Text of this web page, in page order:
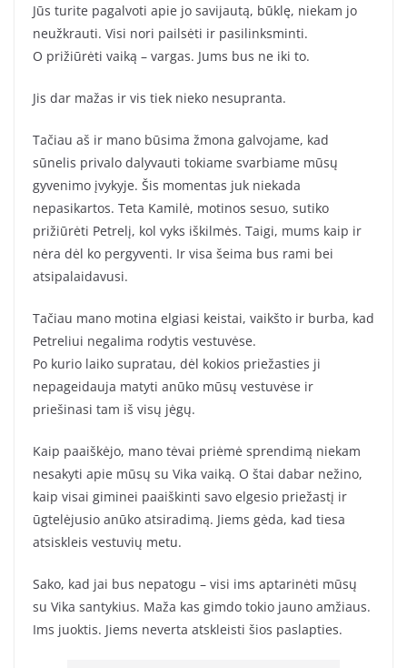
Jūs turite pagalvoti apie jo savijautą, būklę, niekam jo
neužkrauti. Visi nori pailsėti ir pasilinksminti.
O prižiūrėti vaiką – vargas. Jums bus ne iki to.
Jis dar mažas ir vis tiek nieko nesupranta.
Tačiau aš ir mano būsima žmona galvojame, kad
sūnelis privalo dalyvauti tokiame svarbiame mūsų
gyvenimo įvykyje. Šis momentas juk niekada
nepasikartos. Teta Kamilė, motinos sesuo, sutiko
prižiūrėti Petrelį, kol vyks iškilmės. Taigi, mums kaip ir
nėra dėl ko pergyventi. Ir visa šeima bus rami bei
atsipalaidavusi.
Tačiau mano motina elgiasi keistai, vaikšto ir burba, kad
Petreliui negalima rodytis vestuvėse.
Po kurio laiko supratau, dėl kokios priežasties ji
nepageidauja matyti anūko mūsų vestuvėse ir
priešinasi tam iš visų jėgų.
Kaip paaiškėjo, mano tėvai priėmė sprendimą niekam
nesakyti apie mūsų su Vika vaiką. O štai dabar nežino,
kaip visai giminei paaiškinti savo elgesio priežastį ir
ūgtelėjusio anūko atsiradimą. Jiems gėda, kad tiesa
atsiskleis vestuvių metu.
Sako, kad jai bus nepatogu – visi ims aptarinėti mūsų
su Vika santykius. Maža kas gimdo tokio jauno amžiaus.
Ims juoktis. Jiems neverta atskleisti šios paslapties.